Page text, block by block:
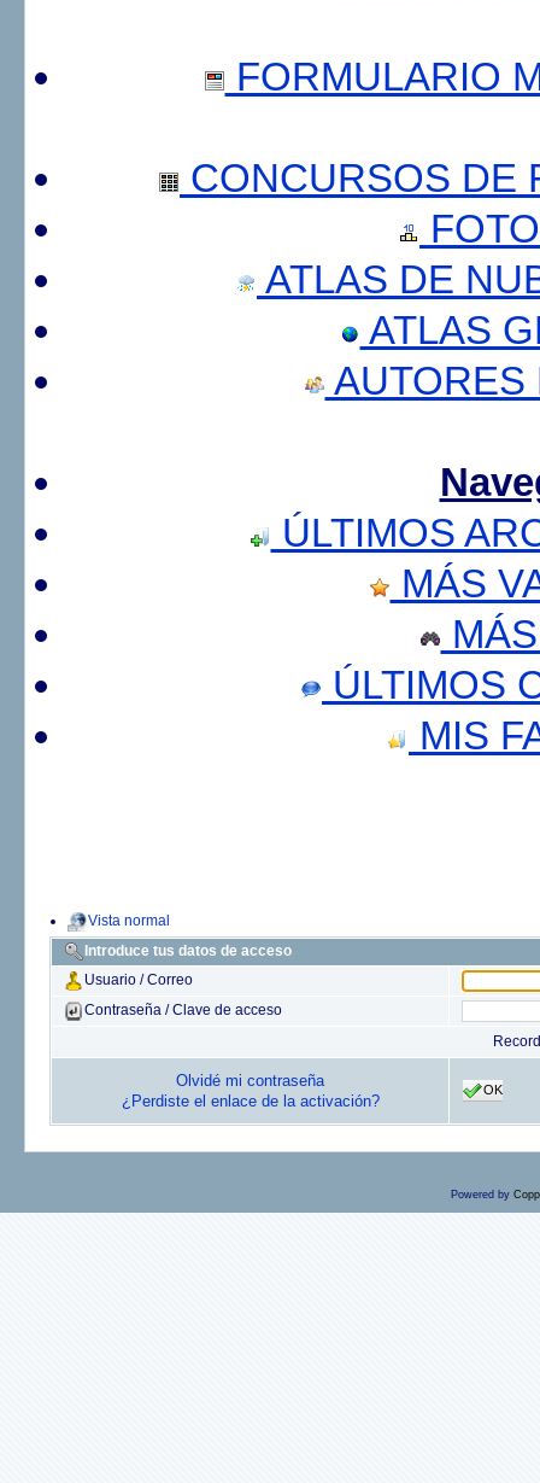
FORMULARIO
CONCURSOS DE
ATLAS DE
ATLAS
AUTORES
ÚLTIMOS
MÁS
ÚLTIMOS
MIS
Vista normal
Introduce tus datos de acceso
Usuario / Correo
Contraseña / Clave de acceso
Olvidé mi contraseña
¿Perdiste el enlace de la activación?
OK
Powered by